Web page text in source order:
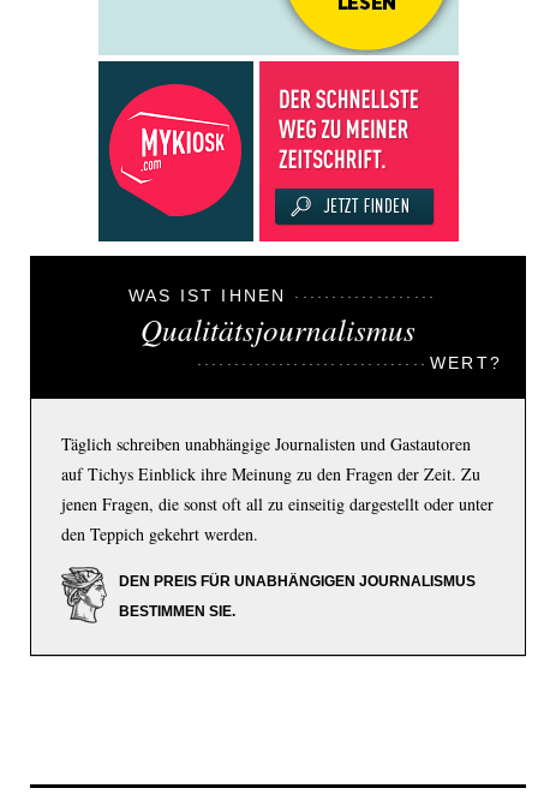
WAS IST IHNEN
Qualitätsjournalismus
WERT?
Täglich schreiben unabhängige Journalisten und Gastautoren
auf Tichys Einblick ihre Meinung zu den Fragen der Zeit. Zu
jenen Fragen, die sonst oft all zu einseitig dargestellt oder unter
den Teppich gekehrt werden.
DEN PREIS FÜR UNABHÄNGIGEN JOURNALISMUS
BESTIMMEN SIE.